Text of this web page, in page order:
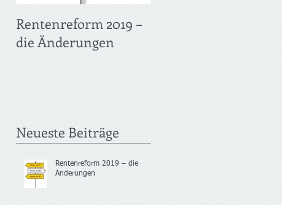
Rentenreform 2019 –
die Änderungen
Neueste Beiträge
Rentenreform 2019 – die
Änderungen